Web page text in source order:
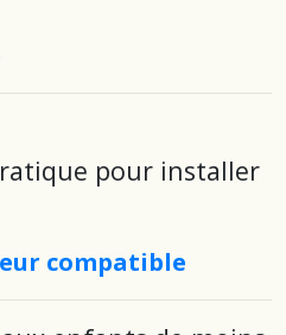
pour installer
compatible